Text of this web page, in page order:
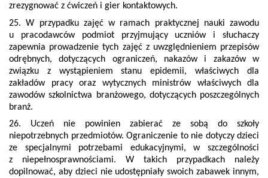
zrezygnować z ćwiczeń i gier kontaktowych.
25. W przypadku zajęć w ramach praktycznej nauki zawodu
u pracodawców podmiot przyjmujący uczniów i słuchaczy
zapewnia prowadzenie tych zajęć z uwzględnieniem przepisów
odrębnych, dotyczących ograniczeń, nakazów i zakazów w
związku z wystąpieniem stanu epidemii, właściwych dla
zakładów pracy oraz wytycznych ministrów właściwych dla
zawodów szkolnictwa branżowego, dotyczących poszczególnych
branż.
26. Uczeń nie powinien zabierać ze sobą do szkoły
niepotrzebnych przedmiotów. Ograniczenie to nie dotyczy dzieci
ze specjalnymi potrzebami edukacyjnymi, w szczególności
z niepełnosprawnościami. W takich przypadkach należy
dopilnować, aby dzieci nie udostępniały swoich zabawek innym,